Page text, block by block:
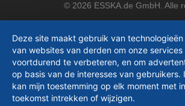
© 2026 ESSKA.de GmbH. Alle
Deze site maakt gebruik van
van websites van derden om onze
voortdurend te verbeteren, en om
op basis van de interesses van gebruikers.
kan mijn toestemming op elk moment met
toekomst intrekken of wijzigen.